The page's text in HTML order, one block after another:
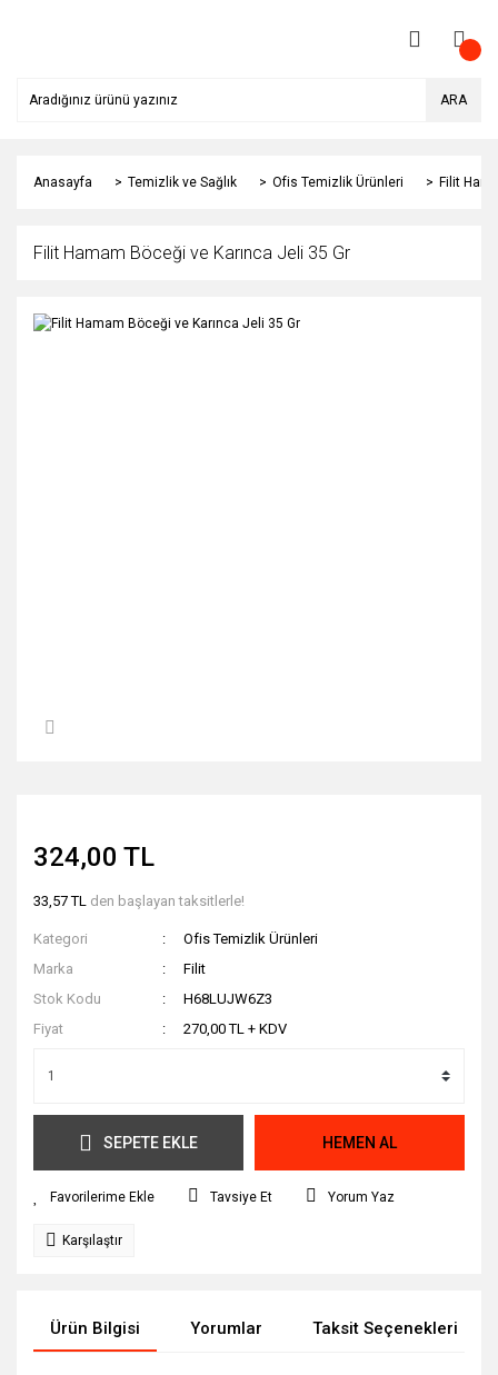
ARA
Anasayfa Temizlik ve Sağlık Ofis Temizlik Ürünleri Filit
Filit Hamam Böceği ve Karınca Jeli 35 Gr
324,00 TL
33,57 TL den başlayan taksitlerle!
Kategori
Ofis Temizlik Ürünleri
Marka
Filit
Stok Kodu
H68LUJW6Z3
Fiyat
270,00 TL + KDV
SEPETE EKLE HEMEN AL
Tavsiye Et Yorum Yaz
Karşılaştır
Ürün Bilgisi Yorumlar Taksit Seçenekleri